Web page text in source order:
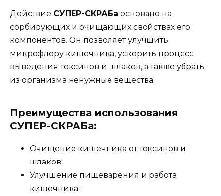
Действие СУПЕР-СКРАБа основано на
сорбирующих и очищающих свойствах его
компонентов. Он позволяет улучшить
микрофлору кишечника, ускорить процесс
выведения токсинов и шлаков, а также убрать
из организма ненужные вещества.
Преимущества использования
СУПЕР-СКРАБа:
Очищение кишечника от токсинов и
шлаков;
Улучшение пищеварения и работа
кишечника;